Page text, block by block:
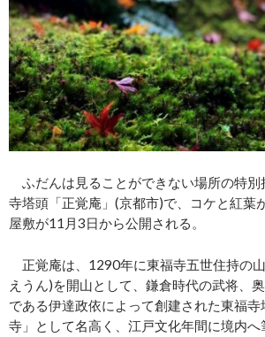
ふだんは見ることができない場所の特別
寺塔頭「正覚庵」(京都市)で、コケと紅葉
屋敷が11月3日から公開される。
正覚庵は、1290年に東福寺五世住持の山
えうん)を開山として、鎌倉時代の武将、
である伊達政依によって創建された東福
寺」として名高く、江戸文化年間に境内